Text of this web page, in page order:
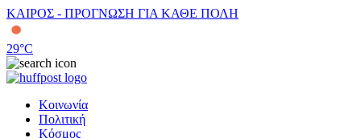
ΚΑΙΡΟΣ - ΠΡΟΓΝΩΣΗ ΓΙΑ ΚΑΘΕ ΠΟΛΗ
29°C
Κοινωνία
Πολιτική
Κόσμος